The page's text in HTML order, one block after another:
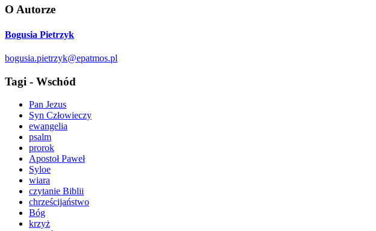
O Autorze
Bogusia Pietrzyk
bogusia.pietrzyk@epatmos.pl
Tagi - Wschód
Pan Jezus
Syn Człowieczy
ewangelia
psalm
prorok
Apostoł Paweł
Syloe
wiara
czytanie Biblii
chrześcijaństwo
Bóg
krzyż